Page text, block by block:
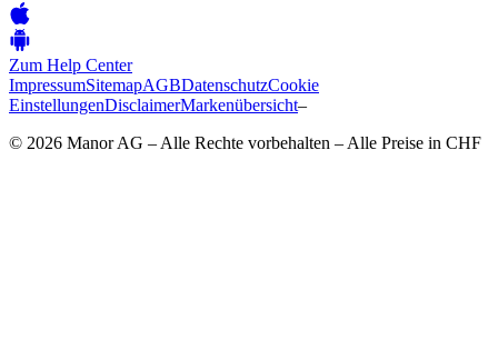
Zum Help Center
ImpressumSitemapAGBDatenschutzCookie
EinstellungenDisclaimerMarkenübersicht–
© 2026 Manor AG – Alle Rechte vorbehalten – Alle Preise in CHF